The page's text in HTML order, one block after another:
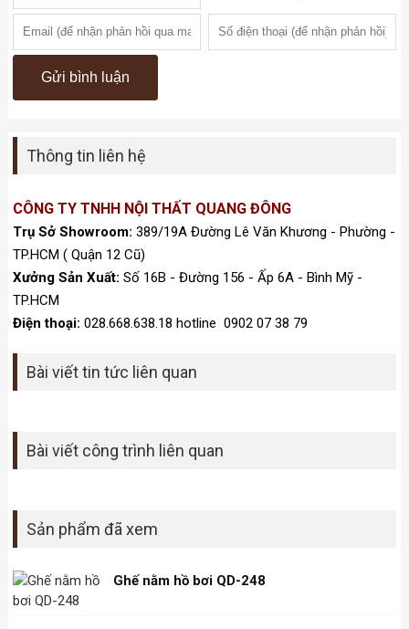
Thông tin liên hệ
CÔNG TY TNHH NỘI THẤT QUANG ĐÔNG
Trụ Sở Showroom: 389/19A Đường Lê Văn Khương - Phường -
TP.HCM ( Quận 12 Cũ)
Xưởng Sản Xuất: Số 16B - Đường 156 - Ấp 6A - Bình Mỹ -
TP.HCM
Điện thoại: 028.668.638.18 hotline 0902 07 38 79
Bài viết tin tức liên quan
Bài viết công trình liên quan
Sản phẩm đã xem
Ghế nằm hồ bơi QD-248